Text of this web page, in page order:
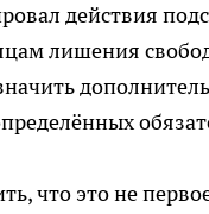
действия
лишения
что это не